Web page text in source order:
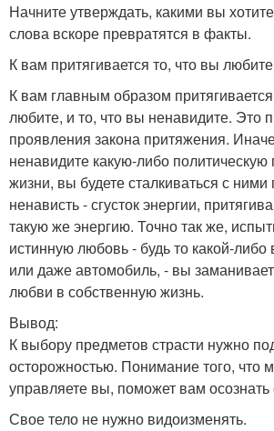
Начните утверждать, какими вы
слова вскоре превратятся в факты.
К вам притягивается то, что вы
К вам главным образом
любите, и то, что вы ненавидите. Это
проявления закона притяжения.
ненавидите какую-либо
жизни, вы будете сталкиваться с
ненависть - сгусток энергии,
такую же энергию. Точно так же,
истинную любовь - будь то какой-либо
или даже автомобиль, - вы
любви в собственную жизнь.
Вывод:
К выбору предметов страсти нужно
осторожностью. Понимание того, что
управляете вы, поможет вам
Свое тело не нужно видоизменять.